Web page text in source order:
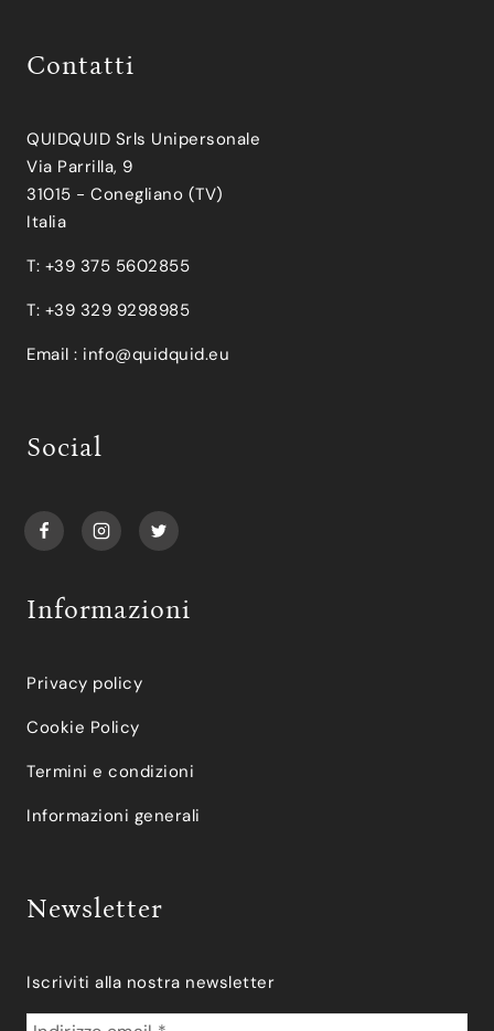
Contatti
QUIDQUID Srls Unipersonale
Via Parrilla, 9
31015 - Conegliano (TV)
Italia
T: +39 375 5602855
T: +39 329 9298985
Email : info@quidquid.eu
Social
Informazioni
Privacy policy
Cookie Policy
Termini e condizioni
Informazioni generali
Newsletter
Iscriviti alla nostra newsletter